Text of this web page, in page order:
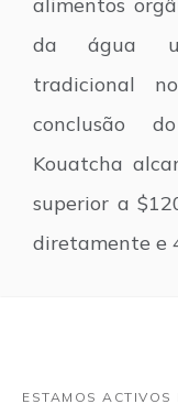
da água
tradicional
conclusão
Kouatcha
superior a
diretamente e
ESTAMOS ACTIVOS